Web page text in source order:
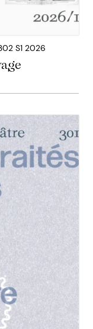
S1 2026